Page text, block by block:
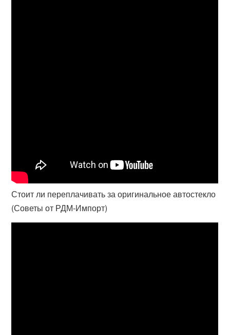
Стоит ли переплачивать за оригинальное автостекло
(Советы от РДМ-Импорт)